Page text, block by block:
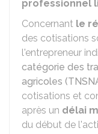
professionnel
Concernant le
des cotisations
l'entrepreneur
catégorie des
agricoles
cotisations et
après un délai
du début de